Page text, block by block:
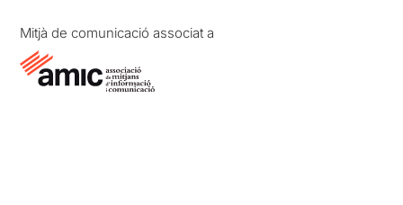
Mitjà de comunicació associat a